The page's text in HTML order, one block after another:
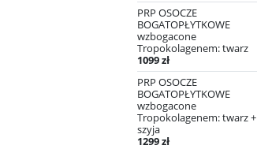
PRP OSOCZE
BOGATOPŁYTKOWE
wzbogacone
Tropokolagenem: twarz
1099 zł
PRP OSOCZE
BOGATOPŁYTKOWE
wzbogacone
Tropokolagenem: twarz +
szyja
1299 zł